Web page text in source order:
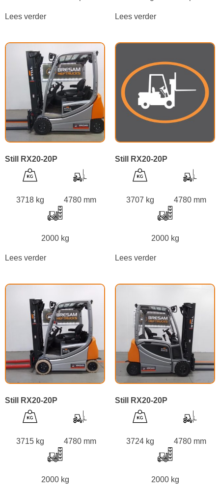
Lees verder Lees verder
Still RX20-20P
3718 kg 4780 mm
2000 kg
Lees verder
Still RX20-20P
3707 kg 4780 mm
2000 kg
Lees verder
Still RX20-20P
3715 kg 4780 mm
2000 kg
Still RX20-20P
3724 kg 4780 mm
2000 kg